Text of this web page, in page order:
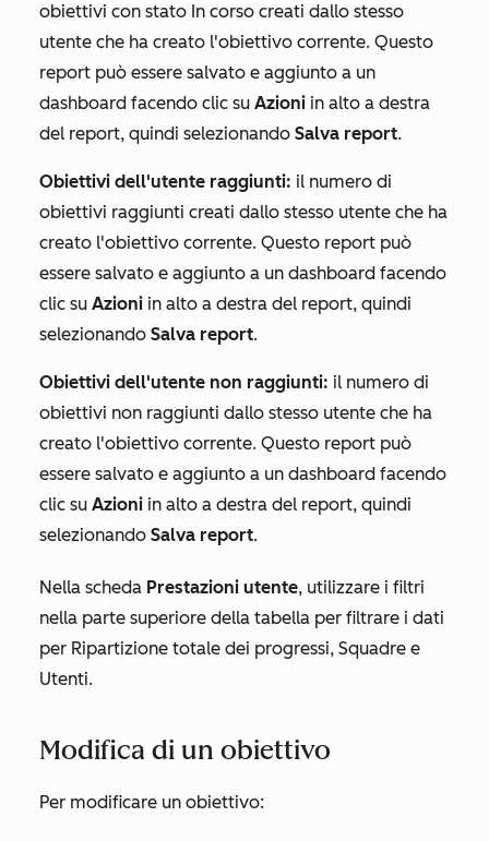
obiettivi con stato In corso creati dallo stesso
utente che ha creato l'obiettivo corrente. Questo
report può essere salvato e aggiunto a un
dashboard facendo clic su Azioni in alto a destra
del report, quindi selezionando Salva report.
Obiettivi dell'utente raggiunti: il numero di
obiettivi raggiunti creati dallo stesso utente che ha
creato l'obiettivo corrente. Questo report può
essere salvato e aggiunto a un dashboard facendo
clic su Azioni in alto a destra del report, quindi
selezionando Salva report.
Obiettivi dell'utente non raggiunti: il numero di
obiettivi non raggiunti dallo stesso utente che ha
creato l'obiettivo corrente. Questo report può
essere salvato e aggiunto a un dashboard facendo
clic su Azioni in alto a destra del report, quindi
selezionando Salva report.
Nella scheda Prestazioni utente, utilizzare i filtri
nella parte superiore della tabella per filtrare i dati
per Ripartizione totale dei progressi, Squadre e
Utenti.
Modifica di un obiettivo
Per modificare un obiettivo: